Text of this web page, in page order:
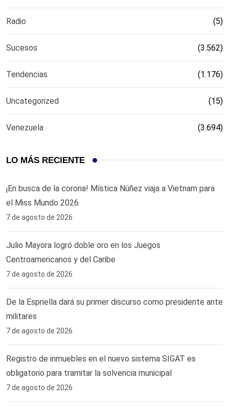
Radio (5)
Sucesos (3.562)
Tendencias (1.176)
Uncategorized (15)
Venezuela (3.694)
LO MÁS RECIENTE
¡En busca de la corona! Mística Núñez viaja a Vietnam para
el Miss Mundo 2026
7 de agosto de 2026
Julio Mayora logró doble oro en los Juegos
Centroamericanos y del Caribe
7 de agosto de 2026
De la Espriella dará su primer discurso como presidente ante
militares
7 de agosto de 2026
Registro de inmuebles en el nuevo sistema SIGAT es
obligatorio para tramitar la solvencia municipal
7 de agosto de 2026